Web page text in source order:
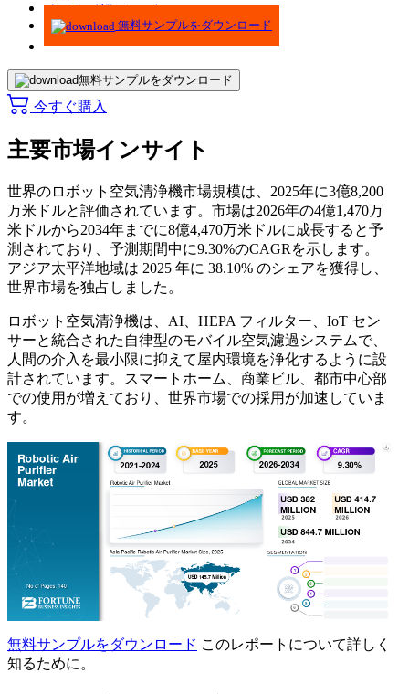
インフォグラフィック
無料サンプルをダウンロード
無料サンプルをダウンロード
今すぐ購入
主要市場インサイト
世界のロボット空気清浄機市場規模は、2025年に3億8,200
万米ドルと評価されています。市場は2026年の4億1,470万
米ドルから2034年までに8億4,470万米ドルに成長すると予
測されており、予測期間中に9.30%のCAGRを示します。
アジア太平洋地域は 2025 年に 38.10% のシェアを獲得し、
世界市場を独占しました。
ロボット空気清浄機は、AI、HEPA フィルター、IoT セン
サーと統合された自律型のモバイル空気濾過システムで、
人間の介入を最小限に抑えて屋内環境を浄化するように設
計されています。スマートホーム、商業ビル、都市中心部
での使用が増えており、世界市場での採用が加速していま
す。
無料サンプルをダウンロード このレポートについて詳しく
知るために。